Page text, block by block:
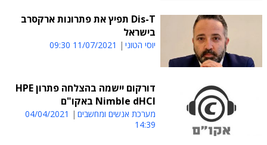
Dis-T תפיץ את פתרונות ארקסרב
בישראל
יוסי הטוני 11/07/2021 09:30
דורקום יישמה בהצלחה פתרון HPE
Nimble dHCI באקו"ם
מערכת אנשים ומחשבים
04/04/2021
14:39